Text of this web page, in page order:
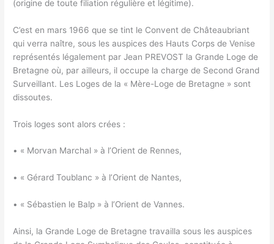
(origine de toute filiation régulière et légitime).
C’est en mars 1966 que se tint le Convent de Châteaubriant
qui verra naître, sous les auspices des Hauts Corps de Venise
représentés légalement par Jean PREVOST la Grande Loge de
Bretagne où, par ailleurs, il occupe la charge de Second Grand
Surveillant. Les Loges de la « Mère-Loge de Bretagne » sont
dissoutes.
Trois loges sont alors crées :
• « Morvan Marchal » à l’Orient de Rennes,
• « Gérard Toublanc » à l’Orient de Nantes,
• « Sébastien le Balp » à l’Orient de Vannes.
Ainsi, la Grande Loge de Bretagne travailla sous les auspices